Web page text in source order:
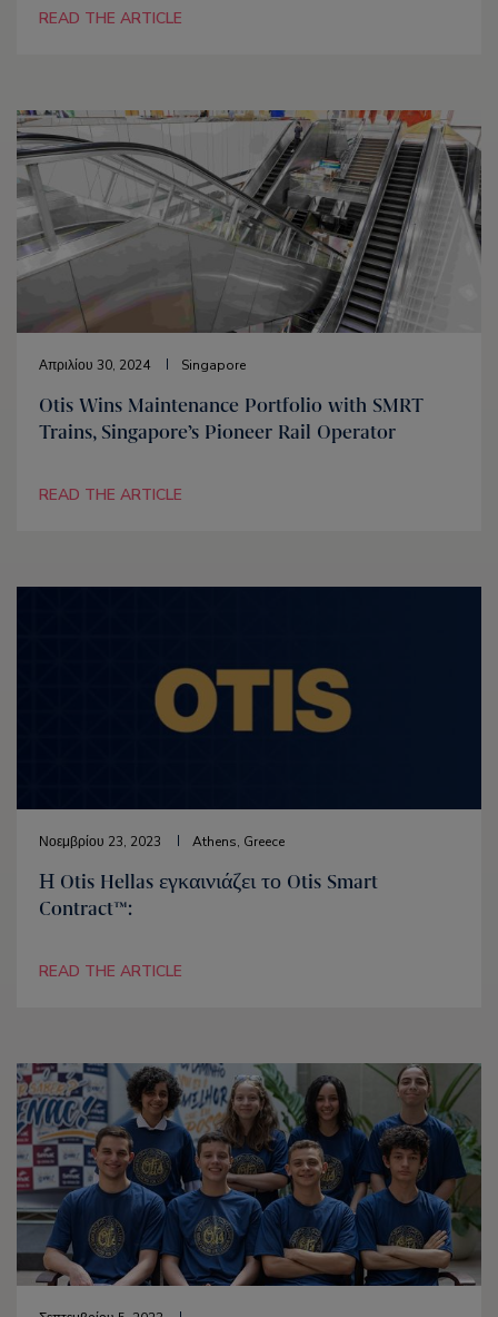
READ THE ARTICLE
Απριλίου 30, 2024 Singapore
Otis Wins Maintenance Portfolio with SMRT
Trains, Singapore’s Pioneer Rail Operator
READ THE ARTICLE
Νοεμβρίου 23, 2023 Athens, Greece
Η Otis Hellas εγκαινιάζει το Otis Smart
Contract™:
READ THE ARTICLE